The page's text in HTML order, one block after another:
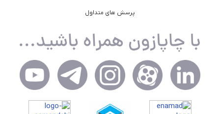
پرسش های متداول